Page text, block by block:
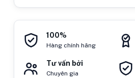
100%
Hàng chính hãng
Tư vấn bởi
Chuyên gia